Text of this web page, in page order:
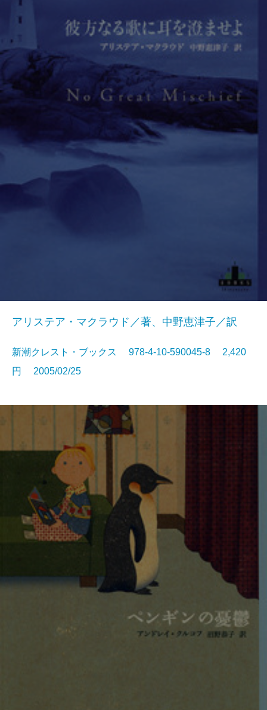
アリステア・マクラウド／著、中野恵津子／訳
新潮クレスト・ブックス 978-4-10-590045-8 2,420
円 2005/02/25